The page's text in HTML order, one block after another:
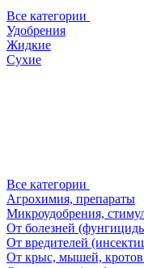
Все категории
Удобрения
Жидкие
Сухие
Все категории
Агрохимия, препараты
Микроудобрения,
От болезней
От вредителей
От крыс, мышей,